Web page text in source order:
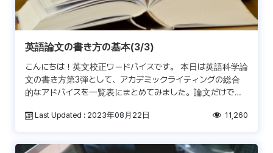
英語論文の書き方の基本(3/3)
こんにちは！英文校正ワードバイスです。 本日は英語科学論
文の書き方第3弾として、アカデミックライティングの総合
的なアドバイスを一覧表にまとめてみました。論文だけでな
と […]
Last Updated : 2023年08月22日 11,260